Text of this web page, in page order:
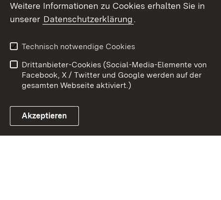
Link zum Landesportal
Kontakt
Datenschutz
Barrierefreiheit
Impressum Cookies
Weitere Informationen zu Cookies erhalten Sie in
unserer Datenschutzerklärung.
Technisch notwendige Cookies
Drittanbieter-Cookies (Social-Media-Elemente von
Facebook, X / Twitter und Google werden auf der
gesamten Webseite aktiviert.)
Akzeptieren